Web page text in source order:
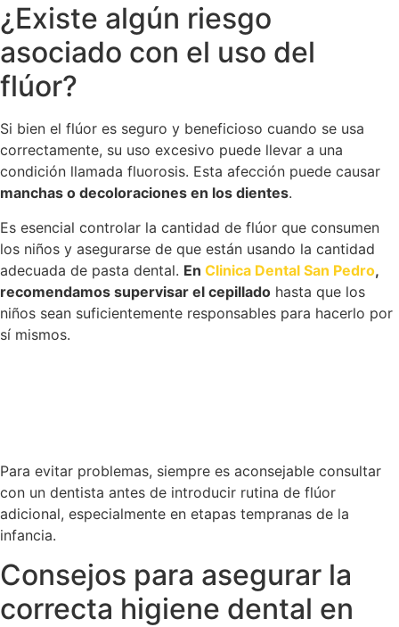
¿Existe algún riesgo
asociado con el uso del
flúor?
Si bien el flúor es seguro y beneficioso cuando se usa
correctamente, su uso excesivo puede llevar a una
condición llamada fluorosis. Esta afección puede causar
manchas o decoloraciones en los dientes.
Es esencial controlar la cantidad de flúor que consumen
los niños y asegurarse de que están usando la cantidad
adecuada de pasta dental. En Clinica Dental San Pedro,
recomendamos supervisar el cepillado hasta que los
niños sean suficientemente responsables para hacerlo por
sí mismos.
Para evitar problemas, siempre es aconsejable consultar
con un dentista antes de introducir rutina de flúor
adicional, especialmente en etapas tempranas de la
infancia.
Consejos para asegurar la
correcta higiene dental en